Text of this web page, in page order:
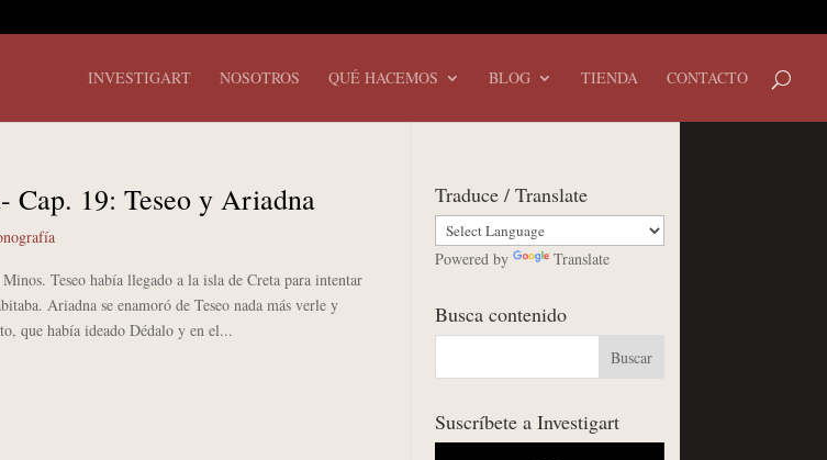
INVESTIGART NOSOTROS QUÉ HACEMOS BLOG TIENDA CONTACTO
19: Teseo y Ariadna
Teseo había llegado a la isla de Creta para intentar
Ariadna se enamoró de Teseo nada más verle y
que había ideado Dédalo y en el...
Traduce / Translate
Powered by Translate
Busca contenido
Suscríbete a Investigart